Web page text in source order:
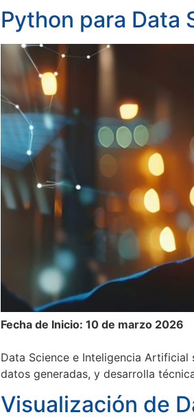
Python para Data
Fecha de Inicio: 10 de marzo 2026
Data Science e Inteligencia
datos generadas, y desarrolla
Visualización de